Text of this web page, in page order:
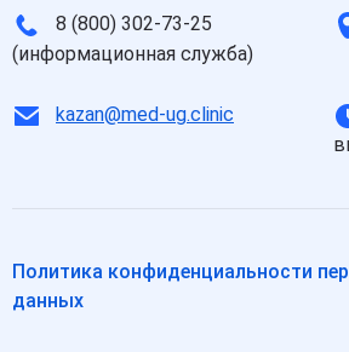
8 (800) 302-73-25
(информационная служба)
kazan@med-ug.clinic
Политика конфиденциальности
данных